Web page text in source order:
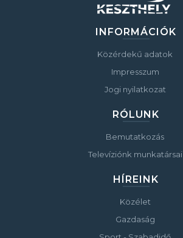
INFORMÁCIÓK
Közérdekű adatok
Impresszum
Jogi nyilatkozat
RÓLUNK
Bemutatkozás
Televíziónk munkatársai
HÍREINK
Közélet
Gazdaság